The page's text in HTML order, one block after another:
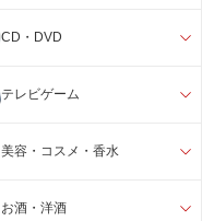
CD・DVD
テレビゲーム
美容・コスメ・香水
お酒・洋酒